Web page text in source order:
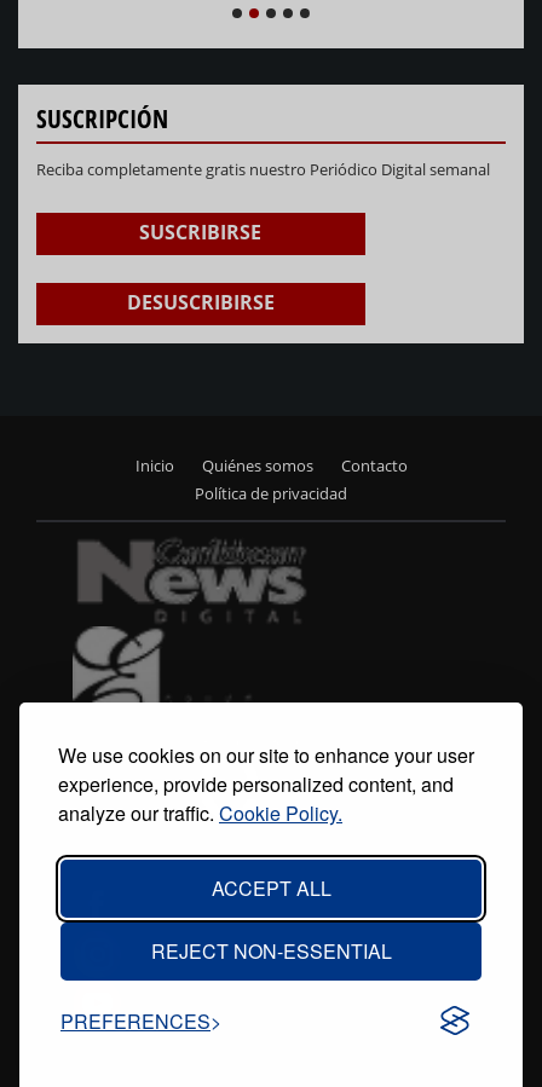
We use cookies on our site to enhance your user
experience, provide personalized content, and
analyze our traffic. Cookie Policy.
ACCEPT ALL
REJECT NON-ESSENTIAL
PREFERENCES
PREVIOUS
SUSCRIPCIÓN
Reciba completamente gratis nuestro Periódico Digital semanal
SUSCRIBIRSE
DESUSCRIBIRSE
menu
Inicio Quiénes somos
Contacto
Política de privacidad